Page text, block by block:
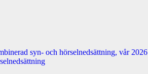
syn- och hörselnedsättning, vår 2026